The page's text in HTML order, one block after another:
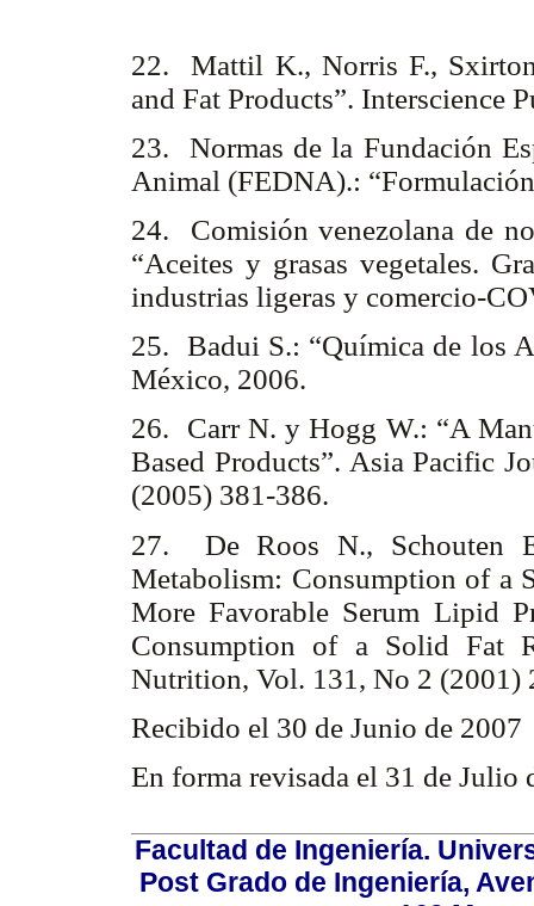
22. Mattil K., Norris F.,
and Fat Products”. Interscience
23. Normas de la Fundación
Animal (FEDNA).:
24. Comisión venezolana de
“Aceites y grasas vegetales.
industrias ligeras y comercio-
25. Badui S.: “Química de los
México, 2006.
26. Carr N. y Hogg W.: “A
Based Products”. Asia Pacific
(2005) 381-386.
27. De Roos N., Schouten
Metabolism: Consumption of a
More Favorable Serum Lipid
Consumption of a Solid Fat
Nutrition, Vol. 131, No 2 (2001)
Recibido el 30 de Junio de 2007
En forma revisada el 31 de Julio
Facultad de Ingeniería.
Post Grado de Ingeniería,